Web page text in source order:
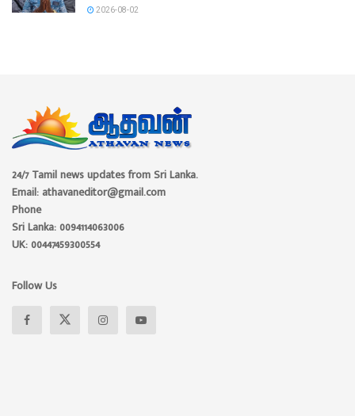
2026-08-02
24/7 Tamil news updates from Sri Lanka.
Email: athavaneditor@gmail.com
Phone
Sri Lanka: 0094114063006
UK: 00447459300554
Follow Us